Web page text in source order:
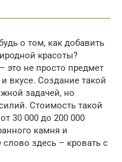
о том, как добавить
красоты?
это не просто предмет
вкусе. Создание такой
задачей, но
Стоимость такой
30 000 до 200 000
камня и
здесь – кровать с